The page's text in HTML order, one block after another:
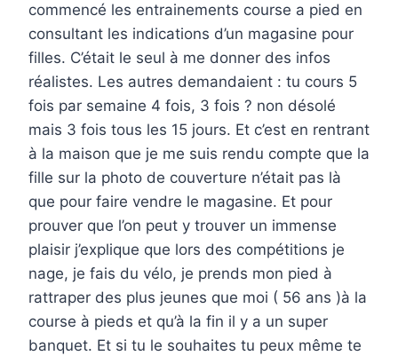
commencé les entrainements course a pied en
consultant les indications d’un magasine pour
filles. C’était le seul à me donner des infos
réalistes. Les autres demandaient : tu cours 5
fois par semaine 4 fois, 3 fois ? non désolé
mais 3 fois tous les 15 jours. Et c’est en rentrant
à la maison que je me suis rendu compte que la
fille sur la photo de couverture n’était pas là
que pour faire vendre le magasine. Et pour
prouver que l’on peut y trouver un immense
plaisir j’explique que lors des compétitions je
nage, je fais du vélo, je prends mon pied à
rattraper des plus jeunes que moi ( 56 ans )à la
course à pieds et qu’à la fin il y a un super
banquet. Et si tu le souhaites tu peux même te